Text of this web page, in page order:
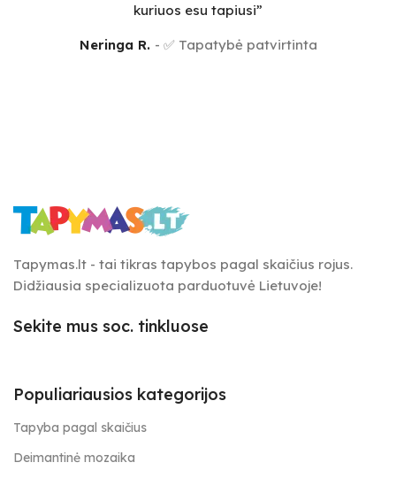
kuriuos esu tapiusi”
Neringa R. ✅ Tapatybė patvirtinta
Tapymas.lt - tai tikras tapybos pagal skaičius rojus.
Didžiausia specializuota parduotuvė Lietuvoje!
Sekite mus soc. tinkluose
Populiariausios kategorijos
Tapyba pagal skaičius
Deimantinė mozaika